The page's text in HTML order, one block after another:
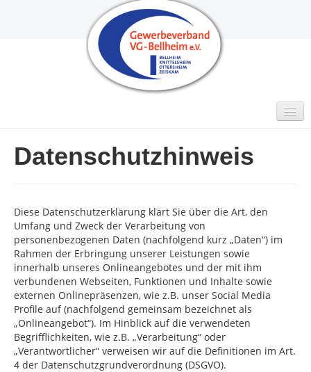
MITGLIEDER
VIDEO
AKTUELLES
KONTAKT
Impressum
Datenschutz
Datenschutzhinweis
Diese Datenschutzerklärung klärt Sie über die Art, den
Umfang und Zweck der Verarbeitung von
personenbezogenen Daten (nachfolgend kurz „Daten“) im
Rahmen der Erbringung unserer Leistungen sowie
innerhalb unseres Onlineangebotes und der mit ihm
verbundenen Webseiten, Funktionen und Inhalte sowie
externen Onlinepräsenzen, wie z.B. unser Social Media
Profile auf (nachfolgend gemeinsam bezeichnet als
„Onlineangebot“). Im Hinblick auf die verwendeten
Begrifflichkeiten, wie z.B. „Verarbeitung“ oder
„Verantwortlicher“ verweisen wir auf die Definitionen im Art.
4 der Datenschutzgrundverordnung (DSGVO).